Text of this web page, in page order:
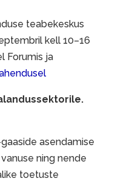
teabekeskus
kell 10–16
Forumis ja
asendamise
ning nende
toetuste